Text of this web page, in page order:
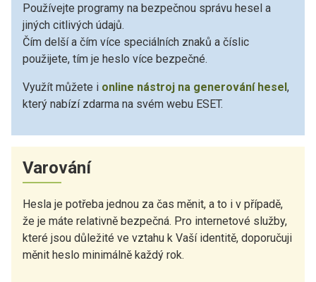
Používejte programy na bezpečnou správu hesel a
jiných citlivých údajů.
Čím delší a čím více speciálních znaků a číslic
použijete, tím je heslo více bezpečné.
Využít můžete i online nástroj na generování hesel,
který nabízí zdarma na svém webu ESET.
Varování
Hesla je potřeba jednou za čas měnit, a to i v případě,
že je máte relativně bezpečná. Pro internetové služby,
které jsou důležité ve vztahu k Vaší identitě, doporučuji
měnit heslo minimálně každý rok.